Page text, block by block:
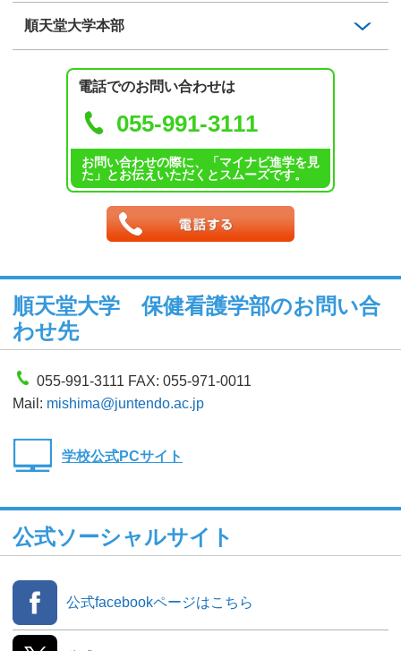
順天堂大学本部
電話でのお問い合わせは
055-991-3111
お問い合わせの際に、「マイナビ進学を見
た」とお伝えいただくとスムーズです。
順天堂大学 保健看護学部のお問い合
わせ先
055-991-3111 FAX: 055-971-0011
Mail: mishima@juntendo.ac.jp
学校公式PCサイト
公式ソーシャルサイト
公式facebookページはこちら